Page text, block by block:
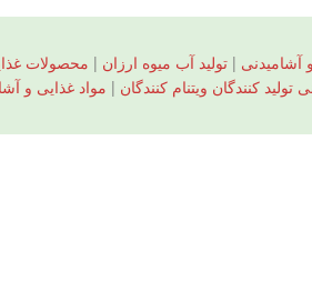
| تولید آب میوه ارزان | محصولات
کنندگان ویتنام کنندگان | مواد غذایی و